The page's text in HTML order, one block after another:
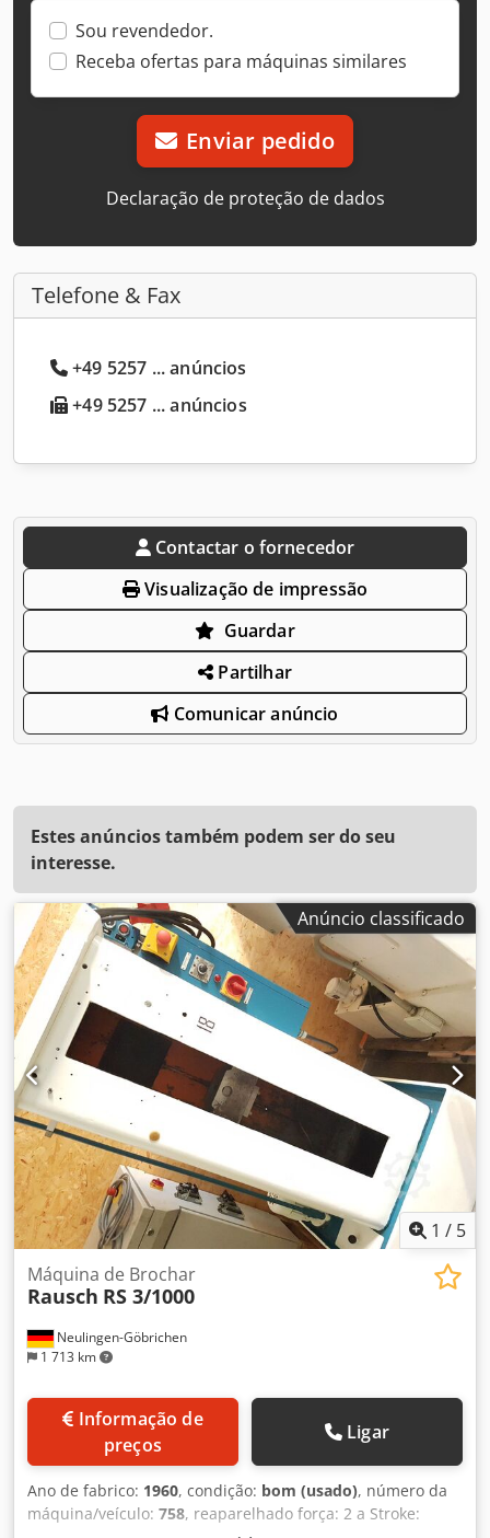
Sou revendedor.
Receba ofertas para máquinas similares
Enviar pedido
Declaração de proteção de dados
Telefone & Fax
+49 5257 ... anúncios
+49 5257 ... anúncios
Contactar o fornecedor
Visualização de impressão
Guardar
Partilhar
Comunicar anúncio
Estes anúncios também podem ser do seu
interesse.
Anúncio classificado
1 / 5
Neulingen-Göbrichen
1 713 km
Máquina de Brochar
Rausch RS 3/1000
preços
Ligar
Ano de fabrico: 1960, condição: bom (usado), número da
máquina/veículo: 758, reaparelhado força: 2 a Stroke: